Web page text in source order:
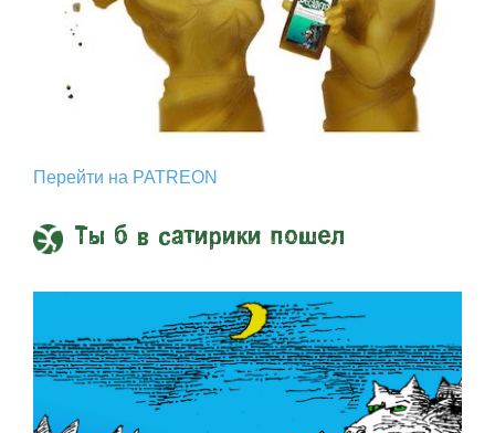
Перейти на PATREON
Ты б в сатирики пошел